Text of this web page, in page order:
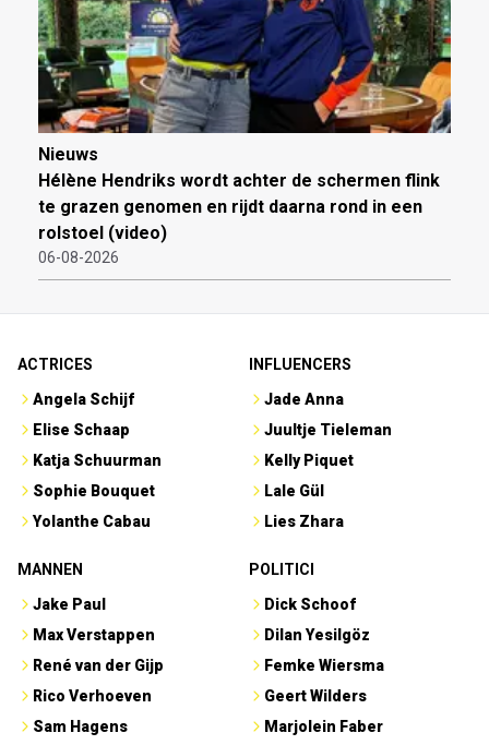
Nieuws
Hélène Hendriks wordt achter de schermen flink
te grazen genomen en rijdt daarna rond in een
rolstoel (video)
06-08-2026
ACTRICES
Angela Schijf
Elise Schaap
Katja Schuurman
Sophie Bouquet
Yolanthe Cabau
INFLUENCERS
Jade Anna
Juultje Tieleman
Kelly Piquet
Lale Gül
Lies Zhara
MANNEN
Jake Paul
Max Verstappen
René van der Gijp
Rico Verhoeven
Sam Hagens
POLITICI
Dick Schoof
Dilan Yesilgöz
Femke Wiersma
Geert Wilders
Marjolein Faber